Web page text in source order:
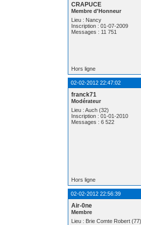
CRAPUCE
Membre d'Honneur
Lieu : Nancy
Inscription : 01-07-2009
Messages : 11 751
Hors ligne
02-02-2012 22:47:02
franck71
Modérateur
Lieu : Auch (32)
Inscription : 01-01-2010
Messages : 6 522
Hors ligne
02-02-2012 22:56:39
Air-0ne
Membre
Lieu : Brie Comte Robert (77)